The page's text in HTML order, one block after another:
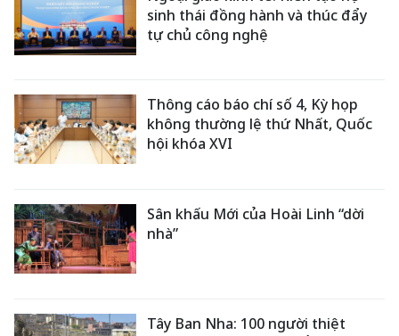
sinh thái đồng hành và thúc đẩy
tự chủ công nghệ
Thông cáo báo chí số 4, Kỳ họp
không thường lệ thứ Nhất, Quốc
hội khóa XVI
Sân khấu Mới của Hoài Linh “dời
nhà”
Tây Ban Nha: 100 người thiệt